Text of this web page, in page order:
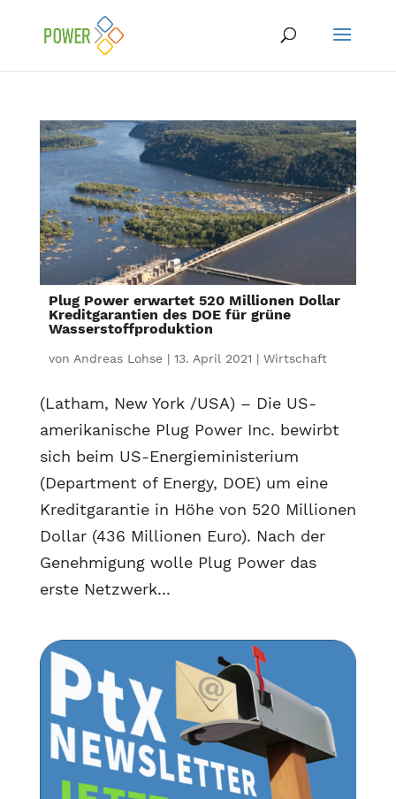
Plug Power erwartet 520 Millionen Dollar
Kreditgarantien des DOE für grüne
Wasserstoffproduktion
von Andreas Lohse| 13. April 2021 | Wirtschaft
(Latham, New York /USA) – Die US-
amerikanische Plug Power Inc. bewirbt
sich beim US-Energieministerium
(Department of Energy, DOE) um eine
Kreditgarantie in Höhe von 520 Millionen
Dollar (436 Millionen Euro). Nach der
Genehmigung wolle Plug Power das
erste Netzwerk...